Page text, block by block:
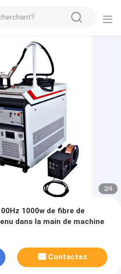
2/4
1000w de fibre de
dans la main de machine
Contactez